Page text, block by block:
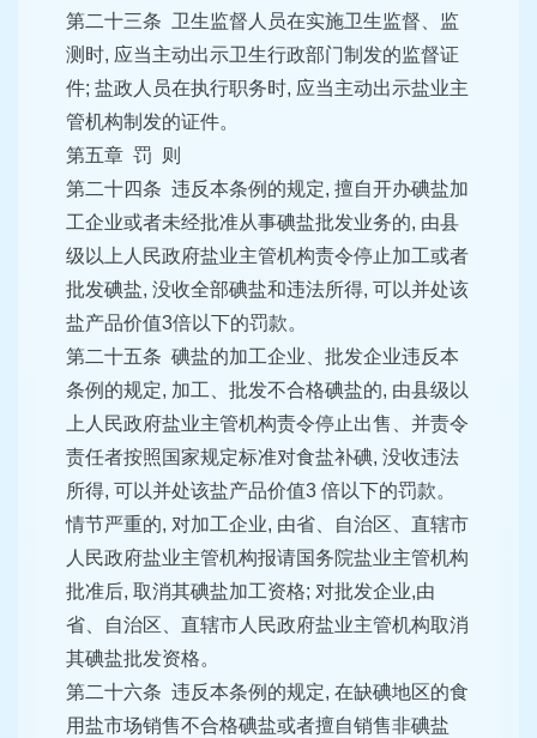
第二十三条 卫生监督人员在实施卫生监督、监
测时, 应当主动出示卫生行政部门制发的监督证
件; 盐政人员在执行职务时, 应当主动出示盐业主
管机构制发的证件。
第五章 罚 则
第二十四条 违反本条例的规定, 擅自开办碘盐加
工企业或者未经批准从事碘盐批发业务的, 由县
级以上人民政府盐业主管机构责令停止加工或者
批发碘盐, 没收全部碘盐和违法所得, 可以并处该
盐产品价值3倍以下的罚款。
第二十五条 碘盐的加工企业、批发企业违反本
条例的规定, 加工、批发不合格碘盐的, 由县级以
上人民政府盐业主管机构责令停止出售、并责令
责任者按照国家规定标准对食盐补碘, 没收违法
所得, 可以并处该盐产品价值3 倍以下的罚款。
情节严重的, 对加工企业, 由省、自治区、直辖市
人民政府盐业主管机构报请国务院盐业主管机构
批准后, 取消其碘盐加工资格; 对批发企业,由
省、自治区、直辖市人民政府盐业主管机构取消
其碘盐批发资格。
第二十六条 违反本条例的规定, 在缺碘地区的食
用盐市场销售不合格碘盐或者擅自销售非碘盐